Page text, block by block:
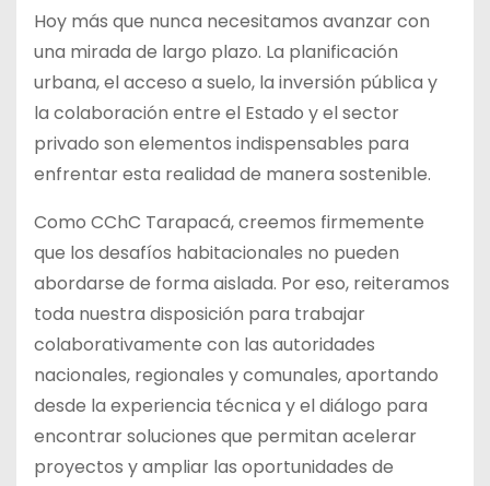
Hoy más que nunca necesitamos avanzar con
una mirada de largo plazo. La planificación
urbana, el acceso a suelo, la inversión pública y
la colaboración entre el Estado y el sector
privado son elementos indispensables para
enfrentar esta realidad de manera sostenible.
Como CChC Tarapacá, creemos firmemente
que los desafíos habitacionales no pueden
abordarse de forma aislada. Por eso, reiteramos
toda nuestra disposición para trabajar
colaborativamente con las autoridades
nacionales, regionales y comunales, aportando
desde la experiencia técnica y el diálogo para
encontrar soluciones que permitan acelerar
proyectos y ampliar las oportunidades de